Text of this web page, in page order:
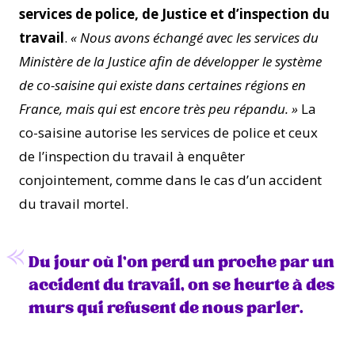
services de police, de Justice et d’inspection du
travail. « Nous avons échangé avec les services du
Ministère de la Justice afin de développer le système
de co-saisine qui existe dans certaines régions en
France, mais qui est encore très peu répandu. » La
co-saisine autorise les services de police et ceux
de l’inspection du travail à enquêter
conjointement, comme dans le cas d’un accident
du travail mortel.
Du jour où l’on perd un proche par un
accident du travail, on se heurte à des
murs qui refusent de nous parler.